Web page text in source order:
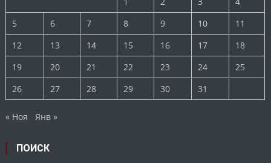
5
6 7 8 9 10
11
12
13 14 15 16 17
18
19
20 21 22 23 24
25
26
27 28 29 30 31
« Ноя Янв »
ПОИСК